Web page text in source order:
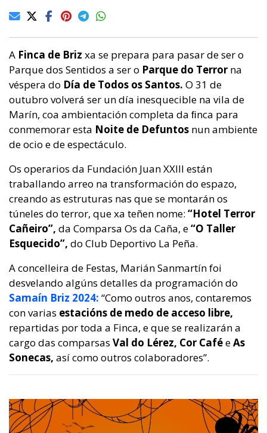
A Finca de Briz xa se prepara para pasar de ser o
Parque dos Sentidos a ser o Parque do Terror na
véspera do Día de Todos os Santos. O 31 de
outubro volverá ser un día inesquecible na vila de
Marín, coa ambientación completa da ﬁnca para
conmemorar esta Noite de Defuntos nun ambiente
de ocio e de espectáculo.
Os operarios da Fundación Juan XXIII están
traballando arreo na transformación do espazo,
creando as estruturas nas que se montarán os
túneles do terror, que xa teñen nome: “Hotel Terror
Cañeiro”, da Comparsa Os da Caña, e“O Taller
Esquecido”, do Club Deportivo La Peña.
A concelleira de Festas, Marián Sanmartín foi
desvelando algúns detalles da programación do
Samaín Briz 2024: “Como outros anos, contaremos
con varias estacións de medo de acceso libre,
repartidas por toda a Finca, e que se realizarán a
cargo das comparsas Val do Lérez, Cor CaféeAs
Sonecas, así como outros colaboradores”.